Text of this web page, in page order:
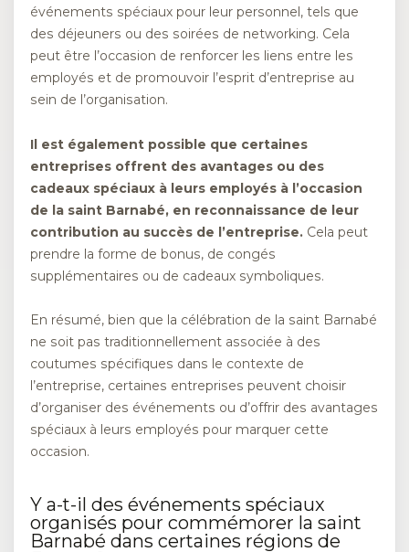
événements spéciaux pour leur personnel, tels que
des déjeuners ou des soirées de networking. Cela
peut être l’occasion de renforcer les liens entre les
employés et de promouvoir l’esprit d’entreprise au
sein de l’organisation.
Il est également possible que certaines
entreprises offrent des avantages ou des
cadeaux spéciaux à leurs employés à l’occasion
de la saint Barnabé, en reconnaissance de leur
contribution au succès de l’entreprise. Cela peut
prendre la forme de bonus, de congés
supplémentaires ou de cadeaux symboliques.
En résumé, bien que la célébration de la saint Barnabé
ne soit pas traditionnellement associée à des
coutumes spécifiques dans le contexte de
l’entreprise, certaines entreprises peuvent choisir
d’organiser des événements ou d’offrir des avantages
spéciaux à leurs employés pour marquer cette
occasion.
Y a-t-il des événements spéciaux
organisés pour commémorer la saint
Barnabé dans certaines régions de